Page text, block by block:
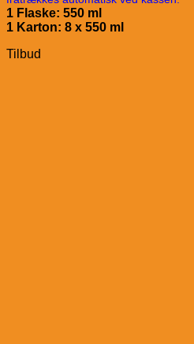
1 Flaske: 550 ml
1 Karton: 8 x 550 ml
Tilbud